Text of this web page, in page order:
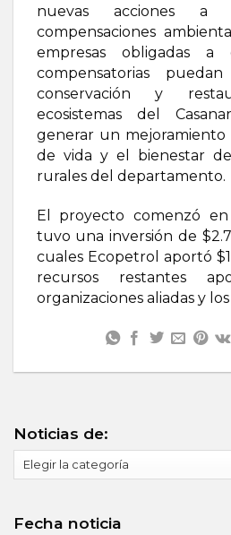
nuevas acciones
compensaciones
empresas obligadas a
compensatorias
conservación y
ecosistemas del
generar un mejoramiento
de vida y el bienestar
rurales del departamento.
El proyecto comenzó
tuvo una inversión de
cuales Ecopetrol aportó
recursos restantes
organizaciones aliadas y
Noticias de:
de:
Fecha noticia